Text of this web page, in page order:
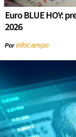
Euro BLUE HOY:
2026
Porinfocampo